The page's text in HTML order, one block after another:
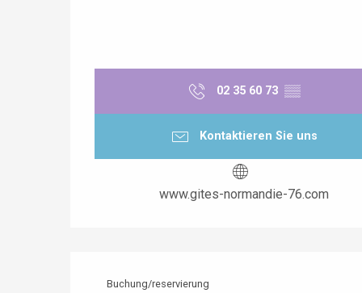
02 35 60 73 ▒▒
Kontaktieren Sie uns
www.gites-normandie-76.com
Buchung/reservierung